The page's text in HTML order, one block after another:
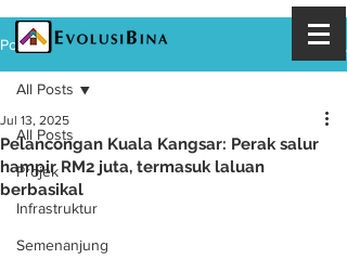
Post
All Posts
Projek
Infrastruktur
Semenanjung
All Posts
Pelancongan Kuala Kangsar: Perak salur
hampir RM2 juta, termasuk laluan
berbasikal
Jul 13, 2025